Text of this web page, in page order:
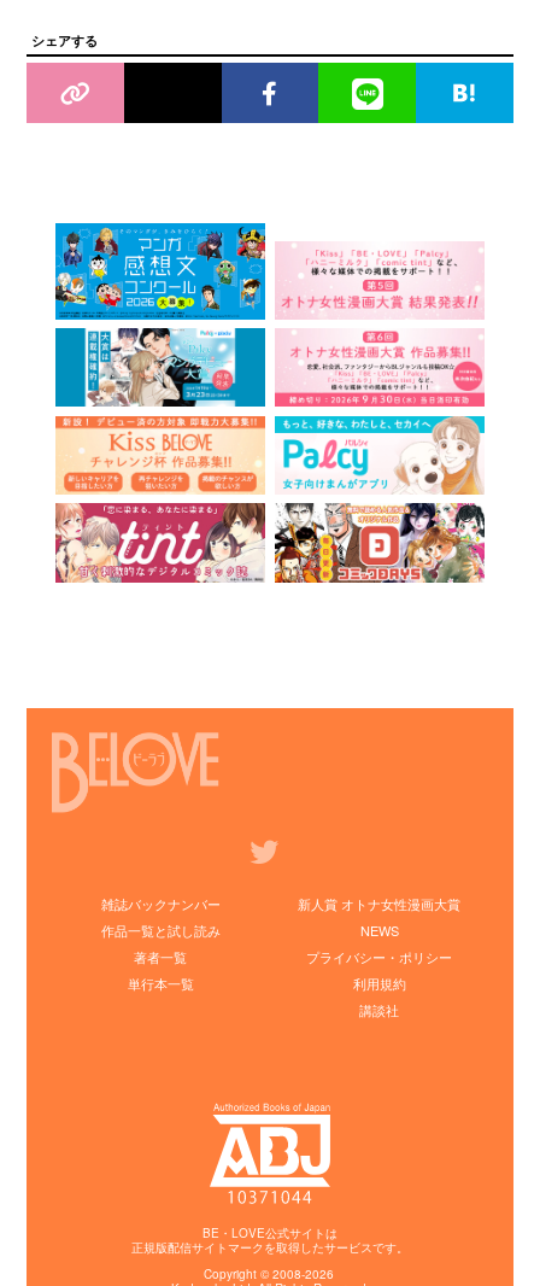
シェアする
雑誌バックナンバー
作品一覧と試し読み
著者一覧
単行本一覧
新人賞 オトナ女性漫画大賞
NEWS
プライバシー・ポリシー
利用規約
講談社
BE・LOVE公式サイトは
正規版配信サイトマークを取得したサービスです。
Copyright © 2008-2026